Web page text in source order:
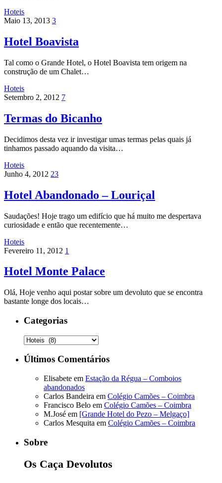
Hoteis
Maio 13, 2013 3
Hotel Boavista
Tal como o Grande Hotel, o Hotel Boavista tem origem na
construção de um Chalet…
Hoteis
Setembro 2, 2012 7
Termas do Bicanho
Decidimos desta vez ir investigar umas termas pelas quais já
tinhamos passado aquando da visita…
Hoteis
Junho 4, 2012 23
Hotel Abandonado – Louriçal
Saudações! Hoje trago um edifício que há muito me despertava
curiosidade e então que recentemente…
Hoteis
Fevereiro 11, 2012 1
Hotel Monte Palace
Olá, Hoje venho aqui postar sobre um devoluto que se encontra
bastante longe dos locais…
Categorias
Categorias
Últimos Comentários
Elisabete em Estação da Régua – Comboios
abandonados
Carlos Bandeira em Colégio Camões – Coimbra
Francisco Belo em Colégio Camões – Coimbra
M.José em [Grande Hotel do Pezo – Melgaço]
Carlos Mesquita em Colégio Camões – Coimbra
Sobre
Os Caça Devolutos